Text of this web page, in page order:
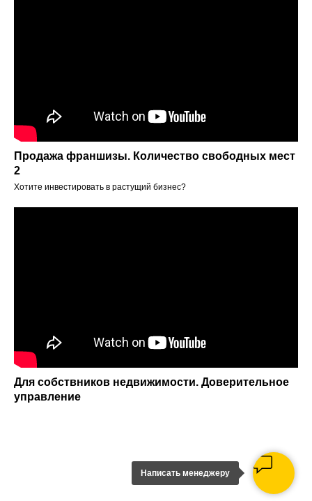
Продажа франшизы. Количество свободных мест
2
Хотите инвестировать в растущий бизнес?
Для собствников недвижимости. Доверительное
управление
Написать менеджеру